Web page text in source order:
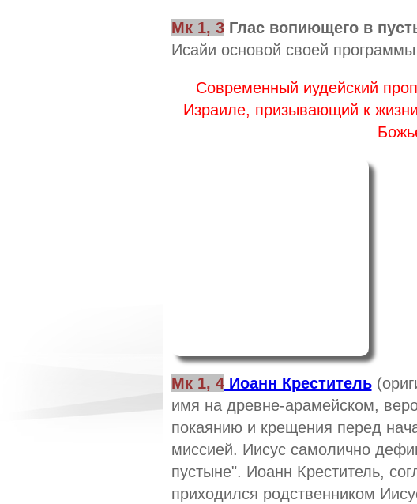
Мк 1, 3 Глас вопиющего в
Исайи основой своей
Современный иудейский
Израиле, призывающий к
Мк 1, 4Иоанн Креститель
имя на древне-арамейском,
покаянию и крещения перед
миссией. Иисус самолично
пустыне". Иоанн Креститель,
приходился родственником